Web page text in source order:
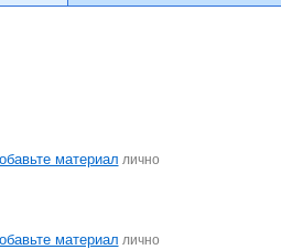
материал лично
материал лично